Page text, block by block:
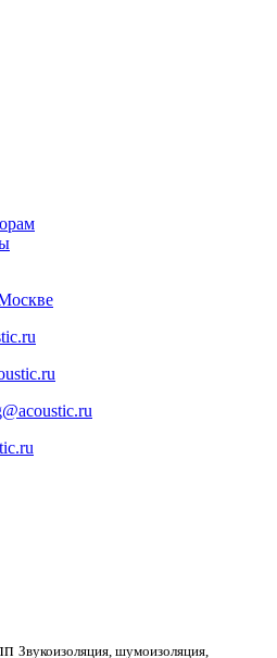
Звукоизоляция, шумоизоляция,